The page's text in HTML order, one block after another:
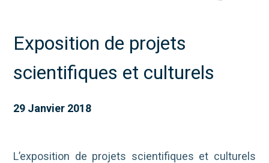
Exposition de projets
scientifiques et culturels
29 Janvier 2018
L’exposition de projets scientifiques et culturels